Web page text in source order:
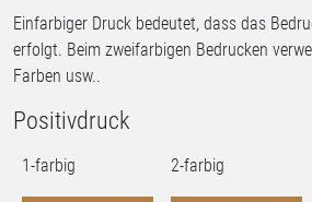
Einfarbiger Druck bedeutet, dass das
erfolgt. Beim zweifarbigen Bedrucken
Farben usw..
Positivdruck
1-farbig 2-farbig